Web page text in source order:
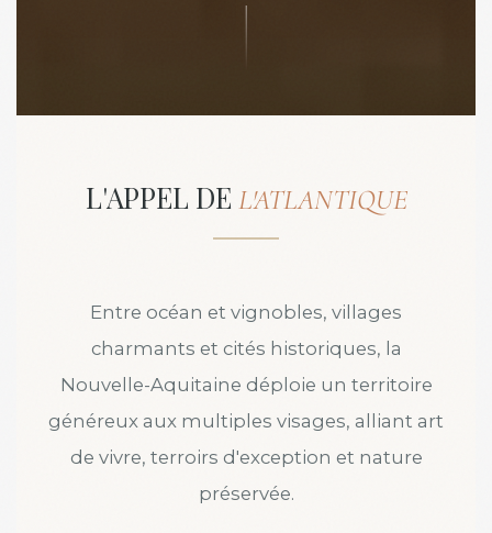
L'APPEL DE L'ATLANTIQUE
Entre océan et vignobles, villages
charmants et cités historiques, la
Nouvelle-Aquitaine déploie un territoire
généreux aux multiples visages, alliant art
de vivre, terroirs d'exception et nature
préservée.